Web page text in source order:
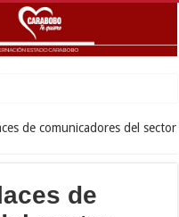
de comunicadores del sector
de